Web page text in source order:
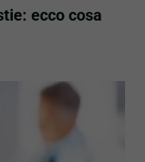
ecco cosa